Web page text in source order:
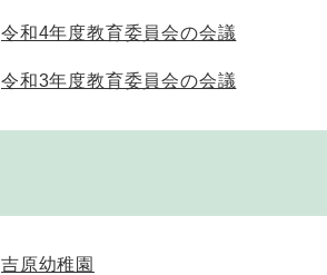
令和4年度教育委員会の会議
令和3年度教育委員会の会議
吉原幼稚園